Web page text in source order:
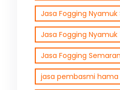
Jasa Fogging
Jasa Fogging
Jasa Fogging
jasa pembasmi